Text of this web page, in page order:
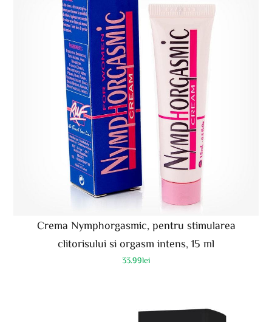
Crema Nymphorgasmic, pentru stimularea
clitorisului si orgasm intens, 15 ml
33.99lei